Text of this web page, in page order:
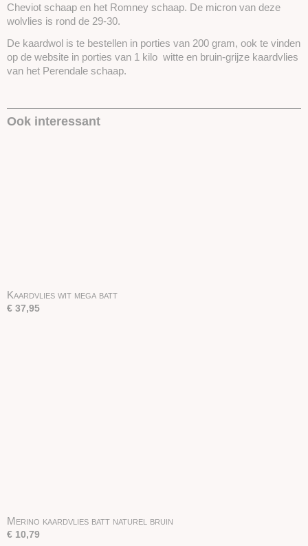
Cheviot schaap en het Romney schaap. De micron van deze
wolvlies is rond de 29-30.
De kaardwol is te bestellen in porties van 200 gram, ook te vinden
op de website in porties van 1 kilo witte en bruin-grijze kaardvlies
van het Perendale schaap.
Ook interessant
Kaardvlies wit mega batt
€ 37,95
Merino kaardvlies batt naturel bruin
€ 10,79